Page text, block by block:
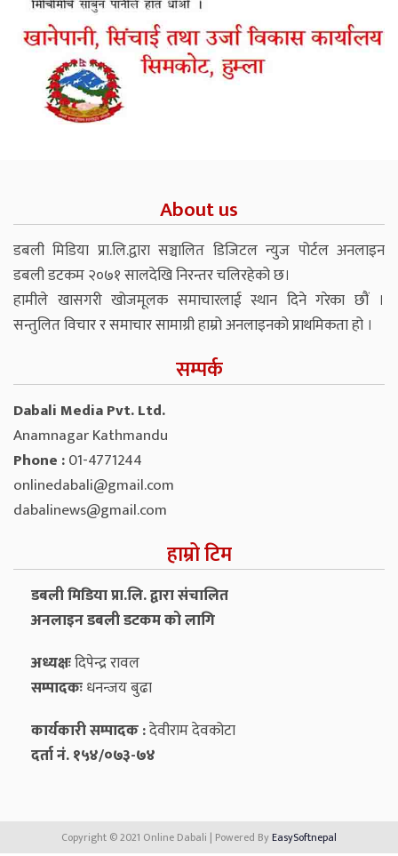
About us
डबली मिडिया प्रा.लि.द्वारा सञ्चालित डिजिटल न्युज पोर्टल अनलाइन
डबली डटकम २०७१ सालदेखि निरन्तर चलिरहेको छ।
हामीले खासगरी खोजमूलक समाचारलाई स्थान दिने गरेका छौं ।
सन्तुलित विचार र समाचार सामाग्री हाम्रो अनलाइनको प्राथमिकता हो ।
सम्पर्क
Dabali Media Pvt. Ltd.
Anamnagar Kathmandu
Phone :01-4771244
onlinedabali@gmail.com
dabalinews@gmail.com
हाम्रो टिम
डबली मिडिया प्रा.लि. द्वारा संचालित
अनलाइन डबली डटकम को लागि
अध्यक्षःदिपेन्द्र रावल
सम्पादकःधनन्‍जय बुढा
कार्यकारी सम्पादक :देवीराम देवकोटा
दर्ता नं. १५४/०७३-७४
Copyright © 2021 Online Dabali | Powered ByEasySoftnepal